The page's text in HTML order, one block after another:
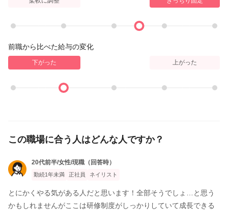
前職から比べた給与の変化
下がった 上がった
この職場に合う人はどんな人ですか？
20代前半/女性/現職（回答時）
勤続1年未満 正社員 ネイリスト
とにかくやる気がある人だと思います！全部そうでしょ…と思う
かもしれませんがここは研修制度がしっかりしていて成長できる